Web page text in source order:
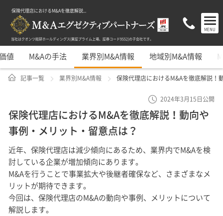
保険代理店におけるM&Aを徹底解説...
当社はクオンツ総研ホールディングス(東証プライム上場、証券コード9552)の子会社です。
MENU
値 M&Aの手法 業界別M&A情報 地域別M&A情報
記事一覧 業界別M&A情報 保険代理店におけるM&Aを徹底解説！
2024年3月15日公開
保険代理店におけるM&Aを徹底解説！動向や
事例・メリット・留意点は？
近年、保険代理店は減少傾向にあるため、業界内でM&Aを検
討している企業が増加傾向にあります。
M&Aを行うことで事業拡大や後継者確保など、さまざまなメ
リットが期待できます。
今回は、保険代理店のM&Aの動向や事例、メリットについて
解説します。